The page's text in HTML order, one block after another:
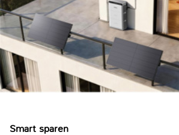
Smart sparen